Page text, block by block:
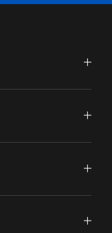
オンライン査定